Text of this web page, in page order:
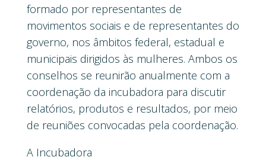
formado por representantes de
movimentos sociais e de representantes do
governo, nos âmbitos federal, estadual e
municipais dirigidos às mulheres. Ambos os
conselhos se reunirão anualmente com a
coordenação da incubadora para discutir
relatórios, produtos e resultados, por meio
de reuniões convocadas pela coordenação.
A Incubadora